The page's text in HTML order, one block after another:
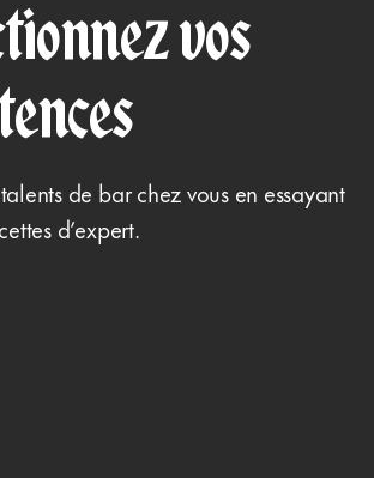
vos
de bar chez vous en essayant
d’expert.